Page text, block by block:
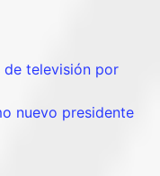
de televisión por
nuevo presidente